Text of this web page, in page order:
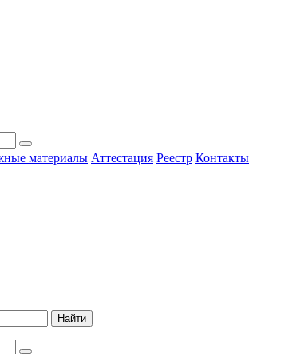
материалы Аттестация Реестр Контакты
Найти